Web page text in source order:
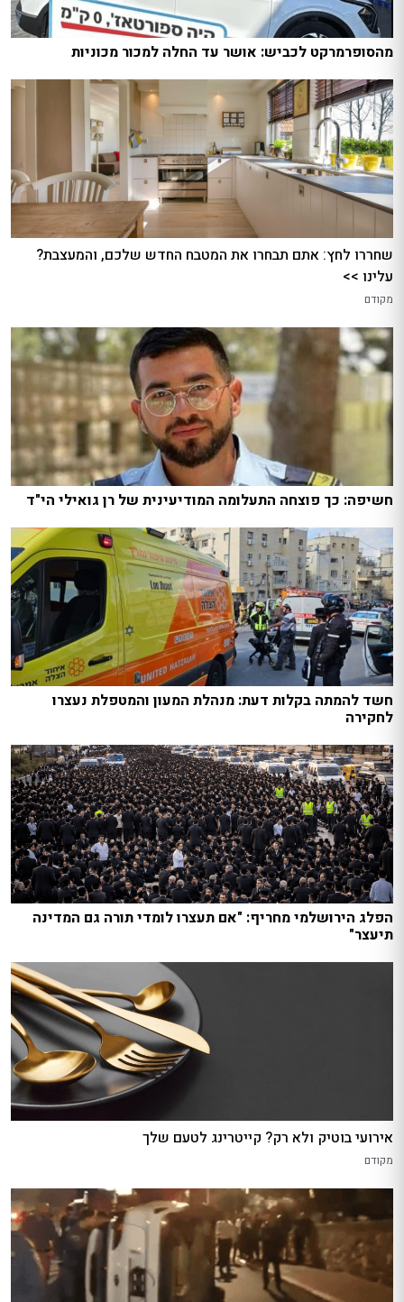
מהסופרמרקט לכביש: אושר עד החלה למכור מכוניות
שחררו לחץ: אתם תבחרו את המטבח החדש שלכם, והמעצבת?
עלינו >>
מקודם
חשיפה: כך פוצחה התעלומה המודיעינית של רן גואילי הי"ד
חשד להמתה בקלות דעת: מנהלת המעון והמטפלת נעצרו
לחקירה
הפלג הירושלמי מחריף: "אם תעצרו לומדי תורה גם המדינה
תיעצר"
אירועי בוטיק ולא רק? קייטרינג לטעם שלך
מקודם